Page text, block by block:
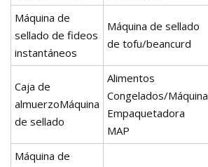
Máquina de
sellado de fideos
instantáneos
Máquina de sellado
de tofu/beancurd
Caja de
almuerzoMáquina
de sellado
Alimentos
Congelados/Máquina
Empaquetadora
MAP
Máquina de